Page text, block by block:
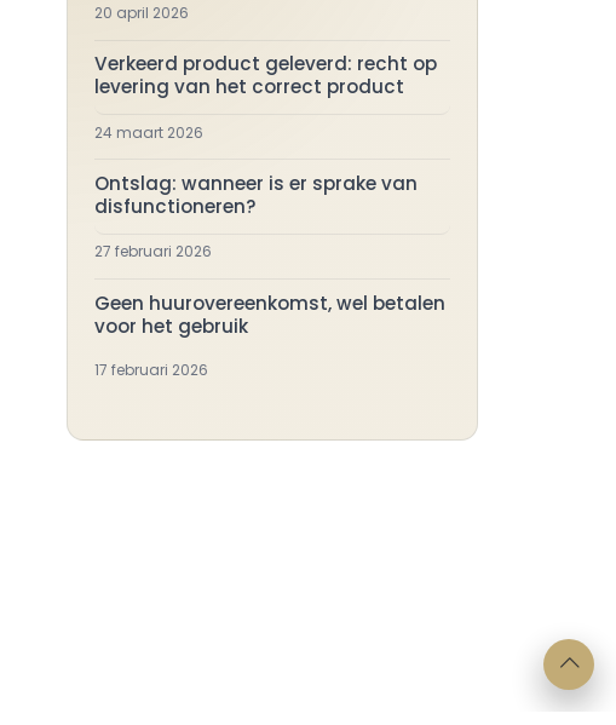
20 april 2026
Verkeerd product geleverd: recht op
levering van het correct product
24 maart 2026
Ontslag: wanneer is er sprake van
disfunctioneren?
27 februari 2026
Geen huurovereenkomst, wel betalen
voor het gebruik
17 februari 2026